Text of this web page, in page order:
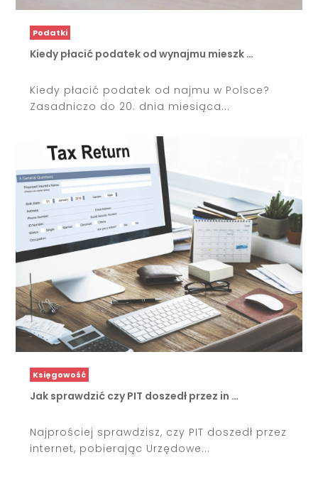
Podatki
Kiedy płacić podatek od wynajmu mieszk …
Kiedy płacić podatek od najmu w Polsce?
Zasadniczo do 20. dnia miesiąca...
Księgowość
Jak sprawdzić czy PIT doszedł przez in …
Najprościej sprawdzisz, czy PIT doszedł przez
internet, pobierając Urzędowe...